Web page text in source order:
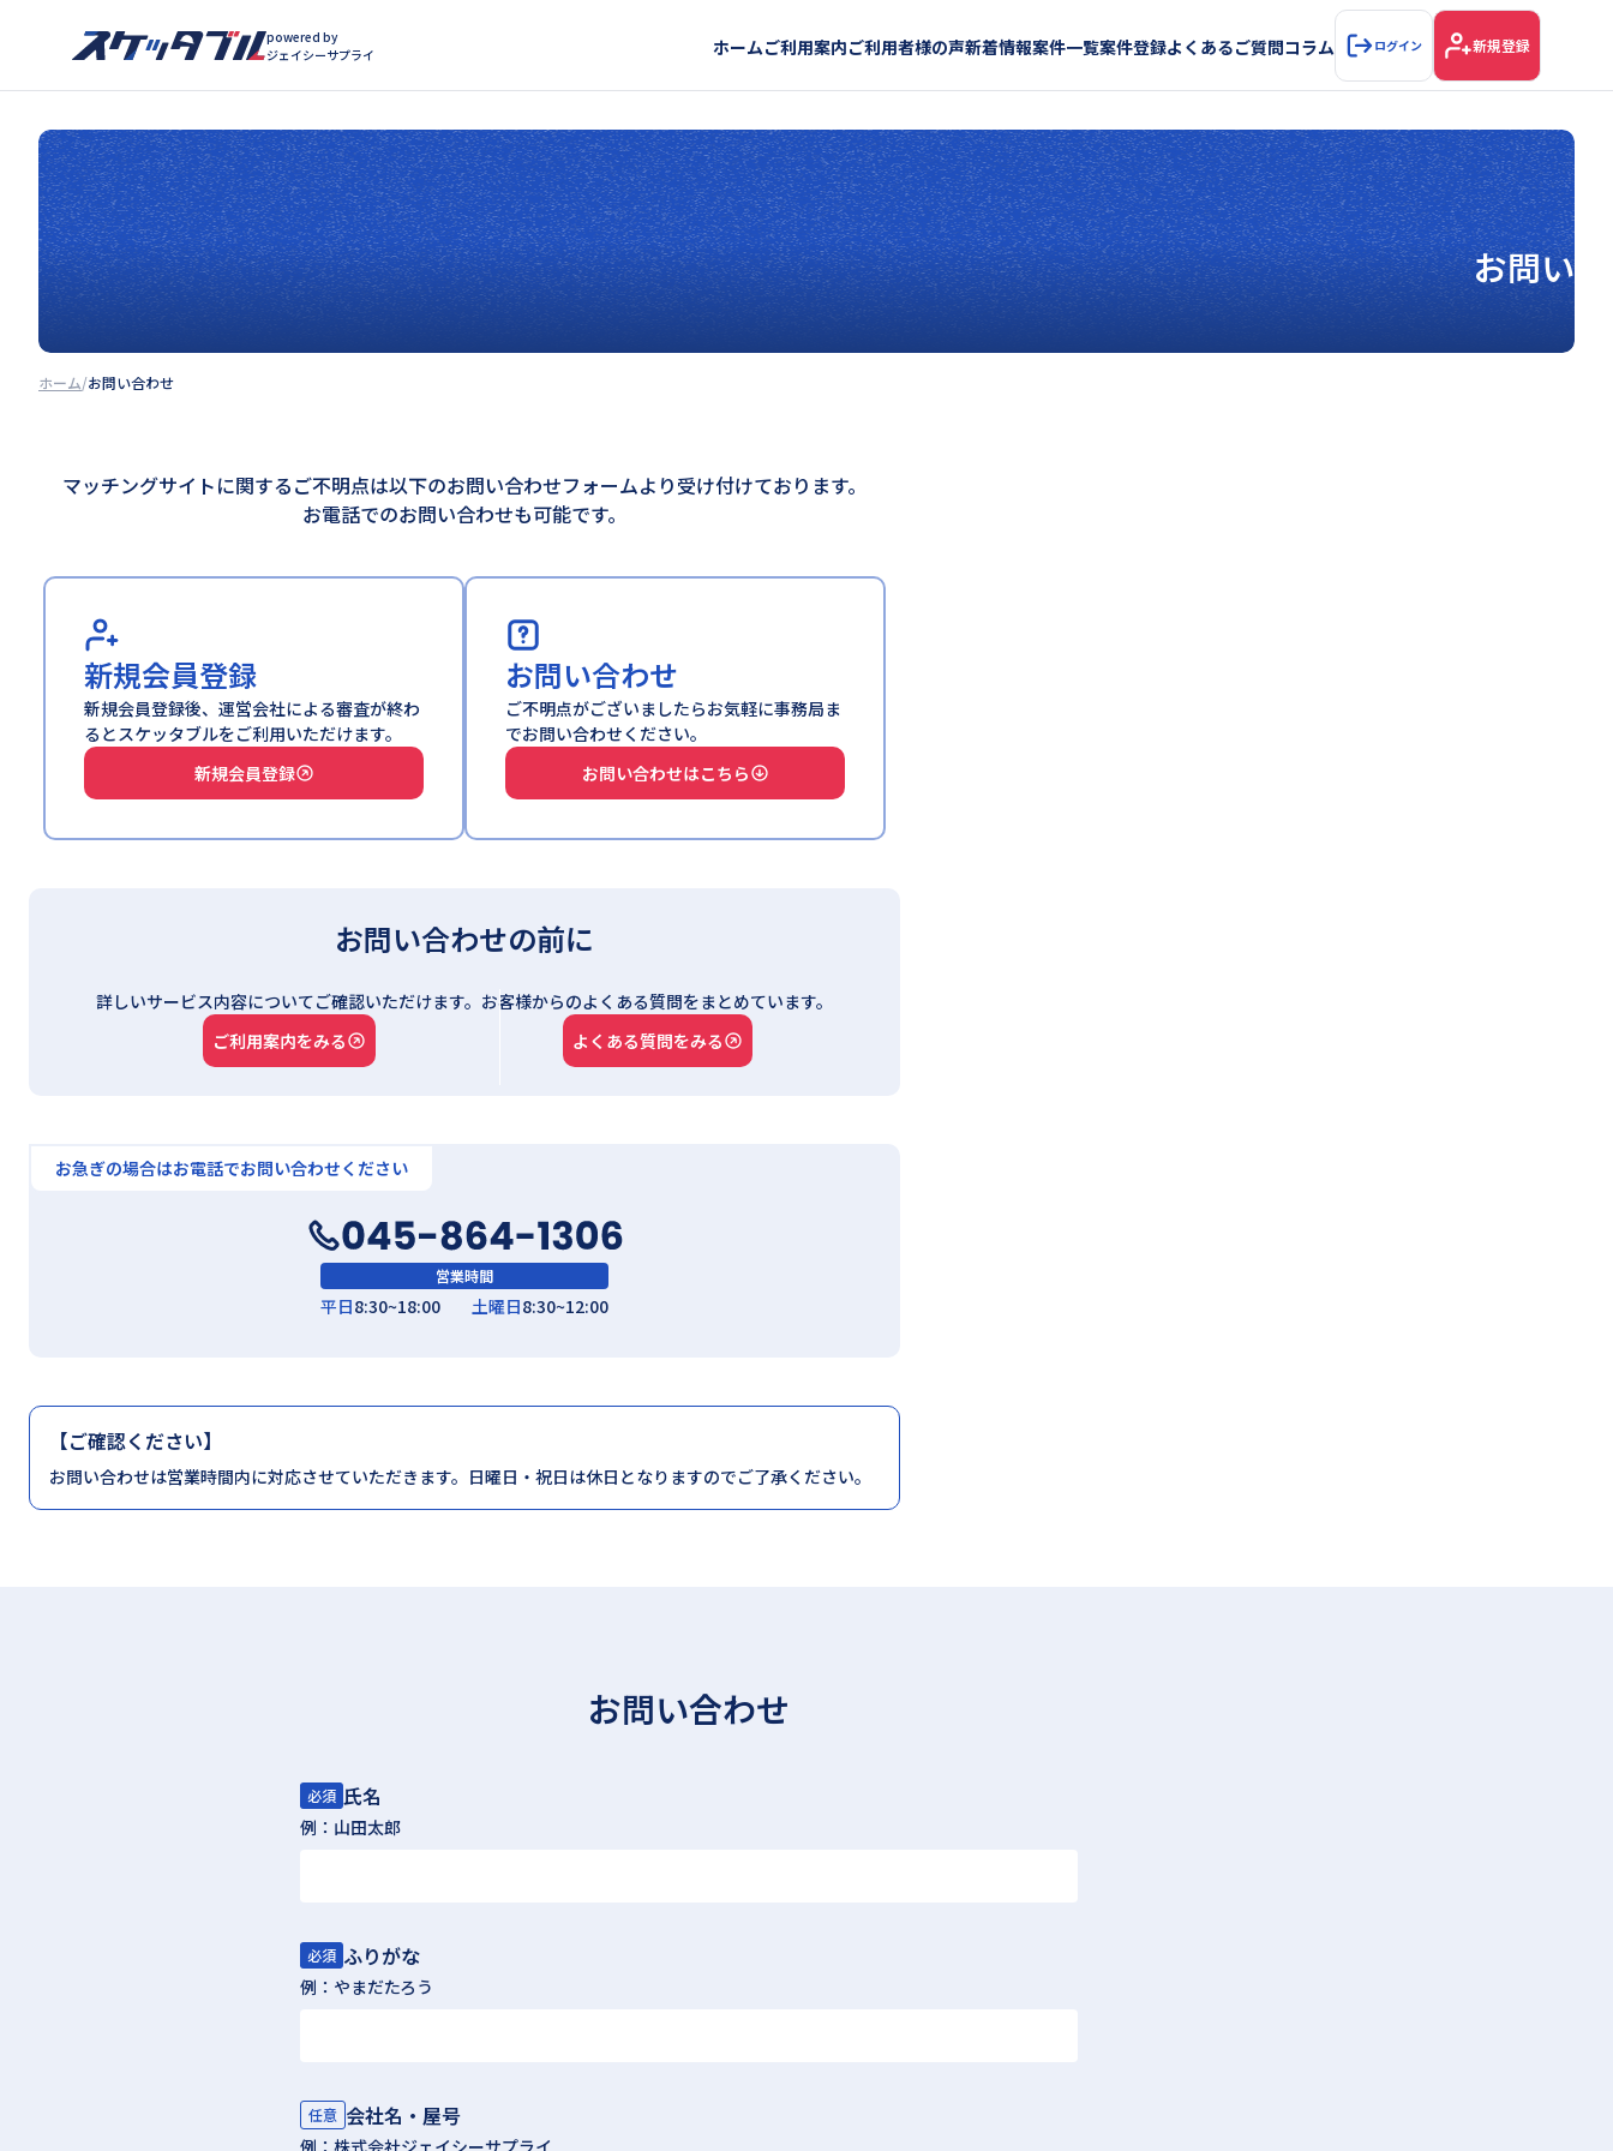
powered by
ジェイシーサプライ
ホームご利用案内ご利用者様の声新着情報案件一覧案件登録よくあるご質問コラム ログイン 新規登録
お問い
ホーム お問い合わせ
マッチングサイトに関するご不明点は以下のお問い合わせフォームより受け付けております。
お電話でのお問い合わせも可能です。
新規会員登録
新規会員登録後、運営会社による審査が終わ
るとスケッタブルをご利用いただけます。
新規会員登録
お問い合わせ
ご不明点がございましたらお気軽に事務局ま
でお問い合わせください。
お問い合わせはこちら
お問い合わせの前に
詳しいサービス内容についてご確認いただけます。
ご利用案内をみる
お客様からのよくある質問をまとめています。
よくある質問をみる
お急ぎの場合はお電話でお問い合わせください
営業時間
平日8:30~18:00 土曜日8:30~12:00
【ご確認ください】
お問い合わせは営業時間内に対応させていただきます。日曜日・祝日は休日となりますのでご了承ください。
お問い合わせ
必須 氏名
例：山田太郎
必須 ふりがな
例：やまだたろう
任意 会社名・屋号
例：株式会社ジェイシーサプライ